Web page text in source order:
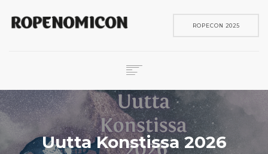
ROPECON 2025
ROPECON
SKENE
IN ENGLISHUutta Konstissa 2026